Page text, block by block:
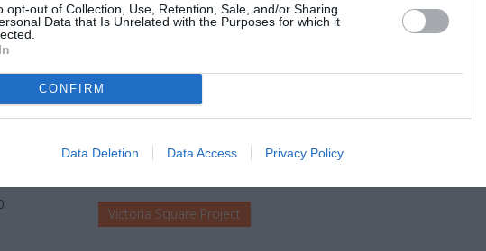
opt-out of Collection, Use, Retention, Sale, and/or Sharing
Data that Is Unrelated with the Purposes for which it
CONFIRM
Data Deletion Data Access Privacy Policy
Fatima Sedaghat, Asma Alheder, Fatima, Euphemille Yenowilsoni
Τοποθεσία:
Victoria Square Project